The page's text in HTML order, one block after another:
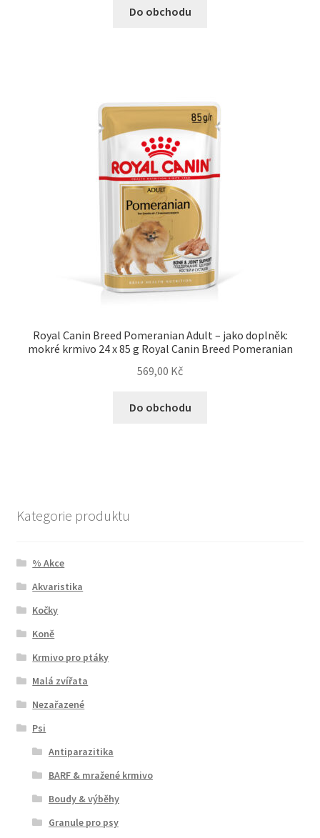
Do obchodu
Royal Canin Breed Pomeranian Adult – jako doplněk:
mokré krmivo 24 x 85 g Royal Canin Breed Pomeranian
569,00 Kč
Do obchodu
Kategorie produktu
% Akce
Akvaristika
Kočky
Koně
Krmivo pro ptáky
Malá zvířata
Nezařazené
Psi
Antiparazitika
BARF & mražené krmivo
Boudy & výběhy
Granule pro psy